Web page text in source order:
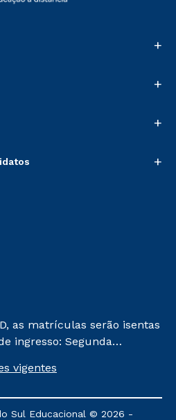
+
+
+
+
as matrículas serão isentas
ingresso: Segunda
de matrícula será de R$
aos cursos: Ensino
vigentes
Sul Educacional © 2026 -